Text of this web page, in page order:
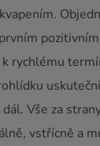
rychlému
Vše za
vstřícně a